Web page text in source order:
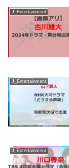
J_Entertainment
J_Entertainment
J_Entertainment